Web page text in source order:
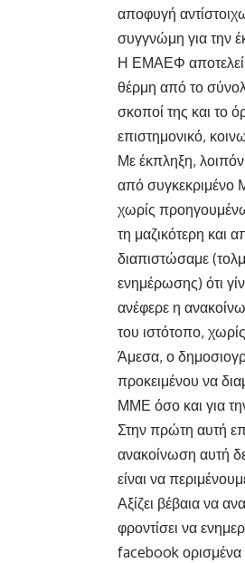
αποφυγή
συγγνώμη για την
Η ΕΜΑΕΦ αποτελεί
θέρμη από το
σκοποί της και το
επιστημονικό,
Με έκπληξη,
από συγκεκριμένο
χωρίς
τη μαζικότερη και
διαπιστώσαμε
ενημέρωσης) ότι
ανέφερε η
του ιστότοπο,
Άμεσα, ο
προκειμένου να
ΜΜΕ όσο και για
Στην πρώτη αυτή
ανακοίνωση αυτή
είναι να
Αξίζει βέβαια να
φροντίσει να
facebook ορισμένα